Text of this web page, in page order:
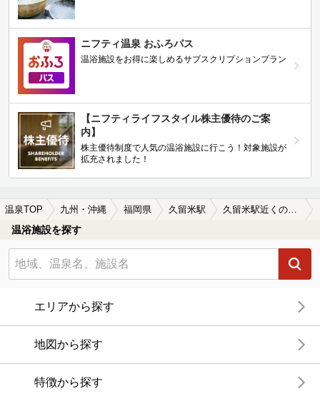
ニフティ温泉 おふろパス
温浴施設をお得に楽しめるサブスクリプションプラン
【ニフティライフスタイル株主優待のご案
内】
株主優待制度で人気の温浴施設に行こう！対象施設が
拡充されました！
温泉TOP 九州・沖縄 福岡県 久留米駅 久留米駅近くの温泉宿・温泉旅館・ホテルおすすめ(2026年版)
温浴施設を探す
エリアから探す
地図から探す
特徴から探す